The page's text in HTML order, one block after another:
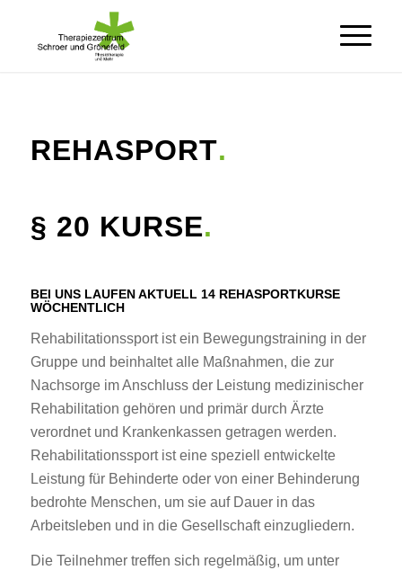
REHASPORT.
§ 20 KURSE.
BEI UNS LAUFEN AKTUELL 14 REHASPORTKURSE
WÖCHENTLICH
Rehabilitationssport ist ein Bewegungstraining in der
Gruppe und beinhaltet alle Maßnahmen, die zur
Nachsorge im Anschluss der Leistung medizinischer
Rehabilitation gehören und primär durch Ärzte
verordnet und Krankenkassen getragen werden.
Rehabilitationssport ist eine speziell entwickelte
Leistung für Behinderte oder von einer Behinderung
bedrohte Menschen, um sie auf Dauer in das
Arbeitsleben und in die Gesellschaft einzugliedern.
Die Teilnehmer treffen sich regelmäßig, um unter